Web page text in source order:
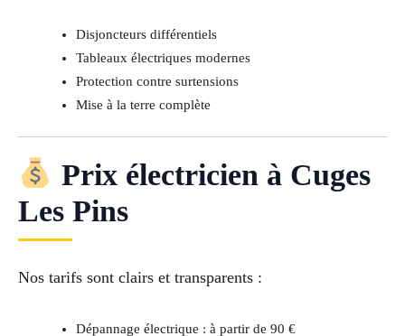
Disjoncteurs différentiels
Tableaux électriques modernes
Protection contre surtensions
Mise à la terre complète
Prix électricien à Cuges
Les Pins
Nos tarifs sont clairs et transparents :
Dépannage électrique : à partir de 90 €